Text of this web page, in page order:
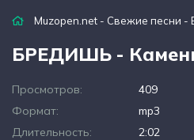
Muzopen.net - Свежие песни -
БРЕДИШЬ -
Просмотров:
409
Формат:
mp3
Длительность:
2:02